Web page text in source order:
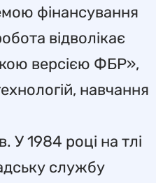
фінансування
відволікає
версією ФБР»,
навчання
У 1984 році на тлі
службу